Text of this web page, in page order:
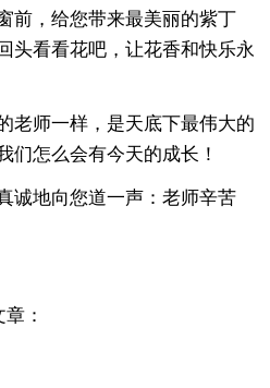
，给您带来最美丽的紫丁
头看看花吧，让花香和快乐永
师一样，是天底下最伟大的
们怎么会有今天的成长！
地向您道一声：老师辛苦
：